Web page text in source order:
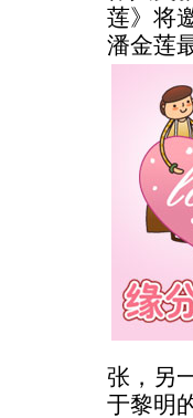
莲》将
潘金莲
张，另
于黎明